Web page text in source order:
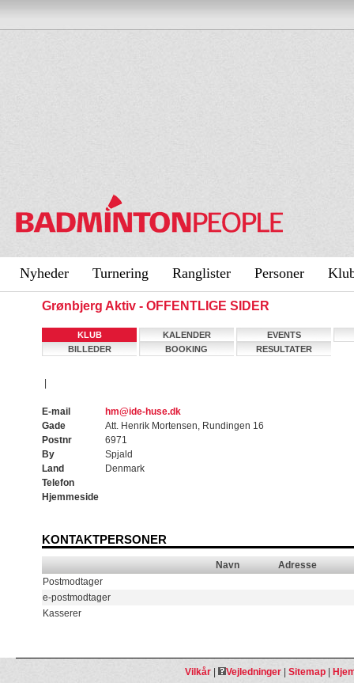
Nyheder Turnering Ranglister Personer
Grønbjerg Aktiv - OFFENTLIGE SIDER
KLUB KALENDER
EVENTS
BILLEDER
BOOKING RESULTATER
E-mail
hm@ide-huse.dk
Gade
Att. Henrik Mortensen, Rundingen 16
Postnr
6971
By
Spjald
Land
Denmark
Telefon
Hjemmeside
KONTAKTPERSONER
Navn
Adresse
Postmodtager
e-postmodtager
Kasserer
Vilkår| Vejledninger| Sitemap|